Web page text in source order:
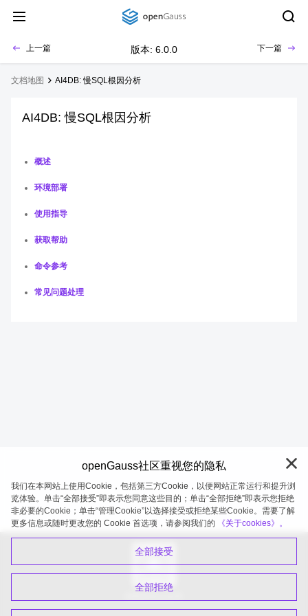
上一篇 版本: 6.0.0 下一篇
文档地图 AI4DB: 慢SQL根因分析
AI4DB: 慢SQL根因分析
概述
环境部署
使用指导
获取帮助
命令参考
常见问题处理
openGauss 2026-08-06 20:11:32
openGauss社区重视您的隐私
我们在本网站上使用Cookie，包括第三方Cookie，以便网站正常运行和提升浏
览体验。单击“全部接受”即表示您同意这些目的；单击“全部拒绝”即表示您拒绝
非必要的Cookie；单击“管理Cookie”以选择接受或拒绝某些Cookie。需要了解
更多信息或随时更改您的 Cookie 首选项，请参阅我们的
《关于cookies》。
全部接受
全部拒绝